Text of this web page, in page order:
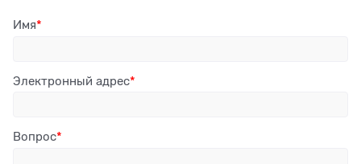
Имя
Электронный адрес
Вопрос